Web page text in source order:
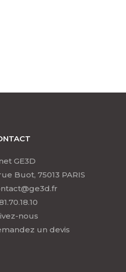
GE3D
Buot, 75013 PARIS
nous
un devis